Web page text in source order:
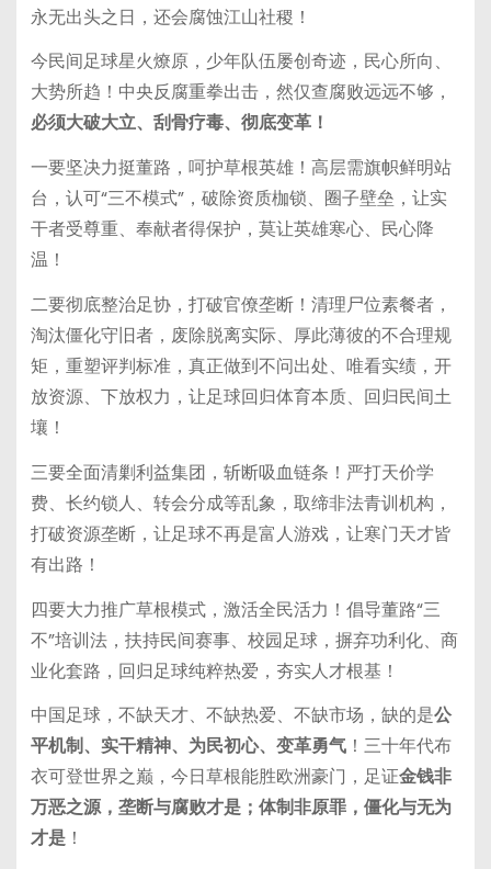
永无出头之日，还会腐蚀江山社稷！
今民间足球星火燎原，少年队伍屡创奇迹，民心所向、
大势所趋！中央反腐重拳出击，然仅查腐败远远不够，
必须大破大立、刮骨疗毒、彻底变革！
一要坚决力挺董路，呵护草根英雄！高层需旗帜鲜明站
台，认可“三不模式”，破除资质枷锁、圈子壁垒，让实
干者受尊重、奉献者得保护，莫让英雄寒心、民心降
温！
二要彻底整治足协，打破官僚垄断！清理尸位素餐者，
淘汰僵化守旧者，废除脱离实际、厚此薄彼的不合理规
矩，重塑评判标准，真正做到不问出处、唯看实绩，开
放资源、下放权力，让足球回归体育本质、回归民间土
壤！
三要全面清剿利益集团，斩断吸血链条！严打天价学
费、长约锁人、转会分成等乱象，取缔非法青训机构，
打破资源垄断，让足球不再是富人游戏，让寒门天才皆
有出路！
四要大力推广草根模式，激活全民活力！倡导董路“三
不”培训法，扶持民间赛事、校园足球，摒弃功利化、商
业化套路，回归足球纯粹热爱，夯实人才根基！
中国足球，不缺天才、不缺热爱、不缺市场，缺的是公
平机制、实干精神、为民初心、变革勇气！三十年代布
衣可登世界之巅，今日草根能胜欧洲豪门，足证金钱非
万恶之源，垄断与腐败才是；体制非原罪，僵化与无为
才是！